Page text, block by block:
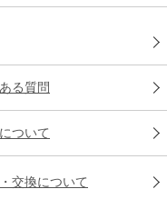
る質問
ついて
交換について